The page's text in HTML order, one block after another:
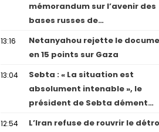
mémorandum sur l’avenir des
bases russes de…
13:16
Netanyahou rejette le
en 15 points sur Gaza
13:04
Sebta : « La situation est
absolument intenable », le
président de Sebta dément…
12:54
L’Iran refuse de rouvrir le